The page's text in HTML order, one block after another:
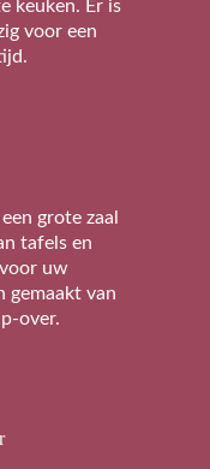
keuken. Er is
voor een
grote zaal
tafels en
uw
gemaakt van
over.